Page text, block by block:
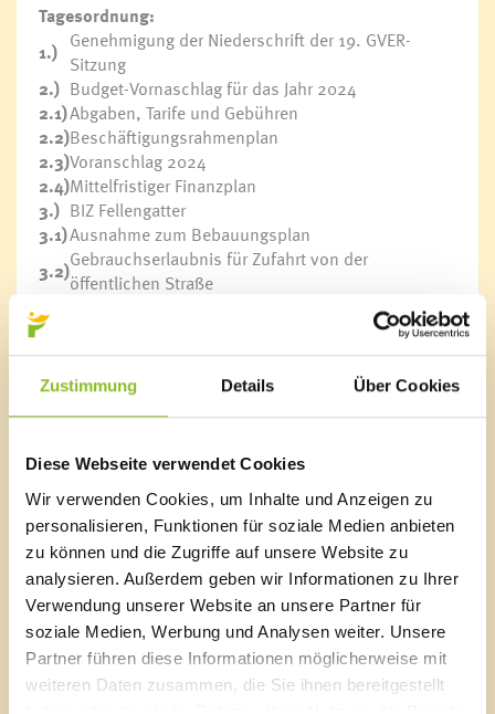
Zustimmung Details Über Cookies
Diese Webseite verwendet Cookies
Wir verwenden Cookies, um Inhalte und Anzeigen zu
personalisieren, Funktionen für soziale Medien anbieten
zu können und die Zugriffe auf unsere Website zu
analysieren. Außerdem geben wir Informationen zu Ihrer
Verwendung unserer Website an unsere Partner für
soziale Medien, Werbung und Analysen weiter. Unsere
Partner führen diese Informationen möglicherweise mit
weiteren Daten zusammen, die Sie ihnen bereitgestellt
Tagesordnung:
1.) Genehmigung der Niederschrift der 19. GVER-
Sitzung
2.) Budget-Vornaschlag für das Jahr 2024
2.1)Abgaben, Tarife und Gebühren
2.2)Beschäftigungsrahmenplan
2.3)Voranschlag 2024
2.4)Mittelfristiger Finanzplan
3.) BIZ Fellengatter
3.1)Ausnahme zum Bebauungsplan
3.2)Gebrauchserlaubnis für Zufahrt von der
öffentlichen Straße
Abstandsnachsicht zu den Gemeindestraßen
Ausnahme zum Flächenwidmungsplan für das
Spielplatzgebäude
3.5)Vereinbarung mit den Nachbarn bezüglich
Baugrubensicherung
Dienstbarkeitsvereinbarung
5.)
Agrargemeinschaft Alpgenossenschaft Frastanz,
Weninger Nicolas –Verlängerung
Diensbarkeitsvereinbarung
6.) Stephan Mayer - Prekarium
7.) Berichte des Bürgermeisters
8.) Berichte aus den Ausschüssen
9.) Allfälliges